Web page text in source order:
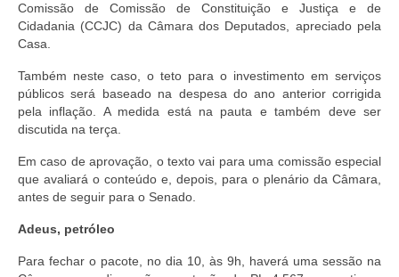
Comissão de Comissão de Constituição e Justiça e de
Cidadania (CCJC) da Câmara dos Deputados, apreciado pela
Casa.
Também neste caso, o teto para o investimento em serviços
públicos será baseado na despesa do ano anterior corrigida
pela inflação. A medida está na pauta e também deve ser
discutida na terça.
Em caso de aprovação, o texto vai para uma comissão especial
que avaliará o conteúdo e, depois, para o plenário da Câmara,
antes de seguir para o Senado.
Adeus, petróleo
Para fechar o pacote, no dia 10, às 9h, haverá uma sessão na